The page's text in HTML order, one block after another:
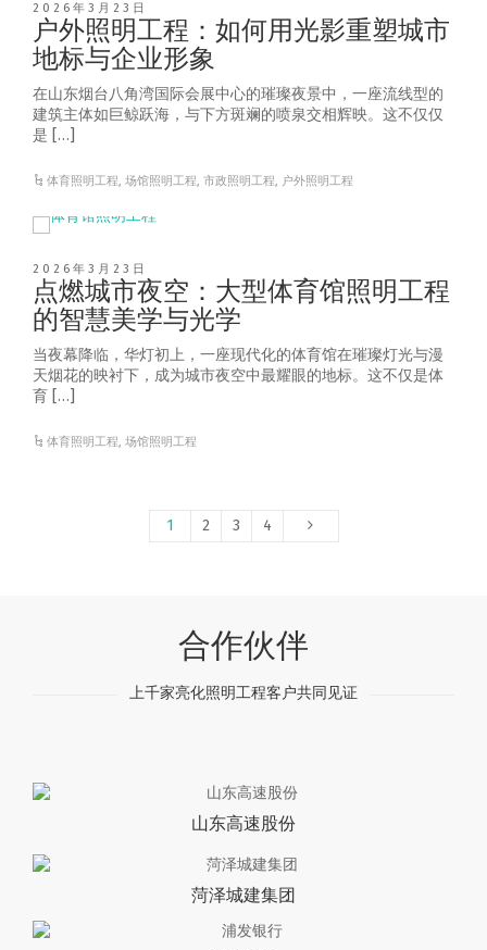
2026年3月23日
户外照明工程：如何用光影重塑城市
地标与企业形象
在山东烟台八角湾国际会展中心的璀璨夜景中，一座流线型的
建筑主体如巨鲸跃海，与下方斑斓的喷泉交相辉映。这不仅仅
是 […]
体育照明工程,场馆照明工程,市政照明工程, 户外照明工程
2026年3月23日
点燃城市夜空：大型体育馆照明工程
的智慧美学与光学
当夜幕降临，华灯初上，一座现代化的体育馆在璀璨灯光与漫
天烟花的映衬下，成为城市夜空中最耀眼的地标。这不仅是体
育 […]
体育照明工程,场馆照明工程
1 2 3 4
合作伙伴
上千家亮化照明工程客户共同见证
山东高速股份
菏泽城建集团